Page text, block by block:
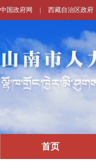
中国政府网 | 西藏自治区政府
首页